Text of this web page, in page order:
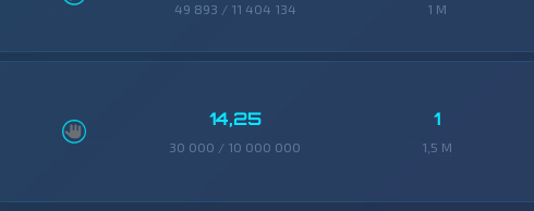
49 893 / 11 404 134 1 M
14,25
30 000 / 10 000 000
1
1,5 M